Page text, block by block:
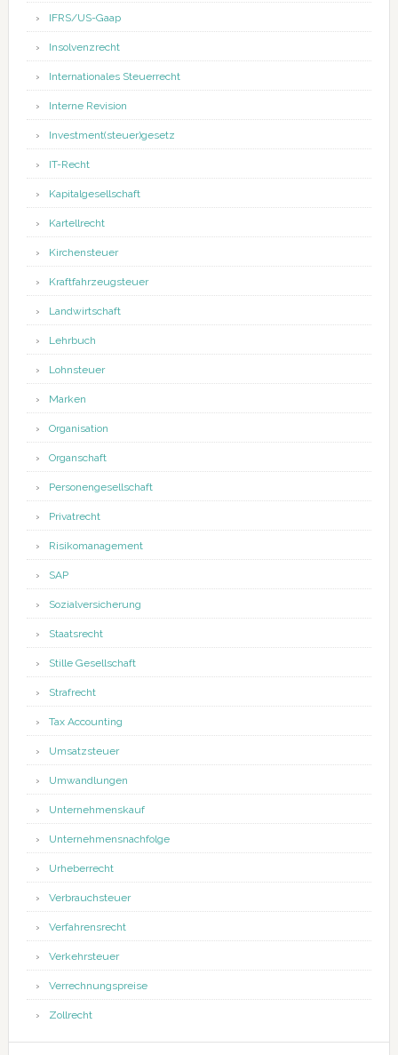
IFRS/US-Gaap
Insolvenzrecht
Internationales Steuerrecht
Interne Revision
Investment(steuer)gesetz
IT-Recht
Kapitalgesellschaft
Kartellrecht
Kirchensteuer
Kraftfahrzeugsteuer
Landwirtschaft
Lehrbuch
Lohnsteuer
Marken
Organisation
Organschaft
Personengesellschaft
Privatrecht
Risikomanagement
SAP
Sozialversicherung
Staatsrecht
Stille Gesellschaft
Strafrecht
Tax Accounting
Umsatzsteuer
Umwandlungen
Unternehmenskauf
Unternehmensnachfolge
Urheberrecht
Verbrauchsteuer
Verfahrensrecht
Verkehrsteuer
Verrechnungspreise
Zollrecht